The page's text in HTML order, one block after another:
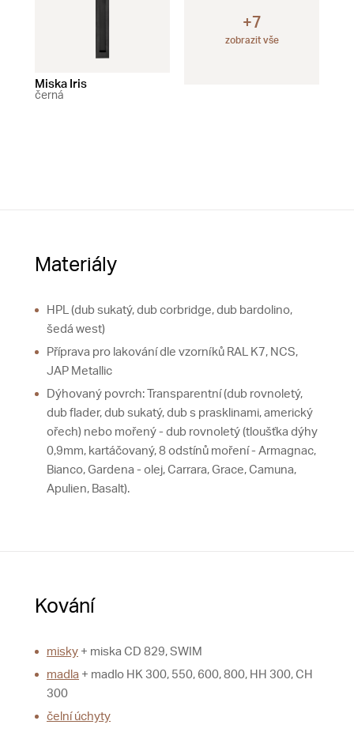
+7
zobrazit vše
Miska Iris
černá
Materiály
HPL (dub sukatý, dub corbridge, dub bardolino,
šedá west)
Příprava pro lakování dle vzorníků RAL K7, NCS,
JAP Metallic
Dýhovaný povrch: Transparentní (dub rovnoletý,
dub flader, dub sukatý, dub s prasklinami, americký
ořech) nebo mořený - dub rovnoletý (tloušťka dýhy
0,9mm, kartáčovaný, 8 odstínů moření - Armagnac,
Bianco, Gardena - olej, Carrara, Grace, Camuna,
Apulien, Basalt).
Kování
misky + miska CD 829, SWIM
madla + madlo HK 300, 550, 600, 800, HH 300, CH
300
čelní úchyty